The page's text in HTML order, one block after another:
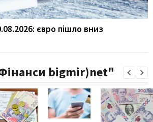
євро пішло вниз
bigmir)net"